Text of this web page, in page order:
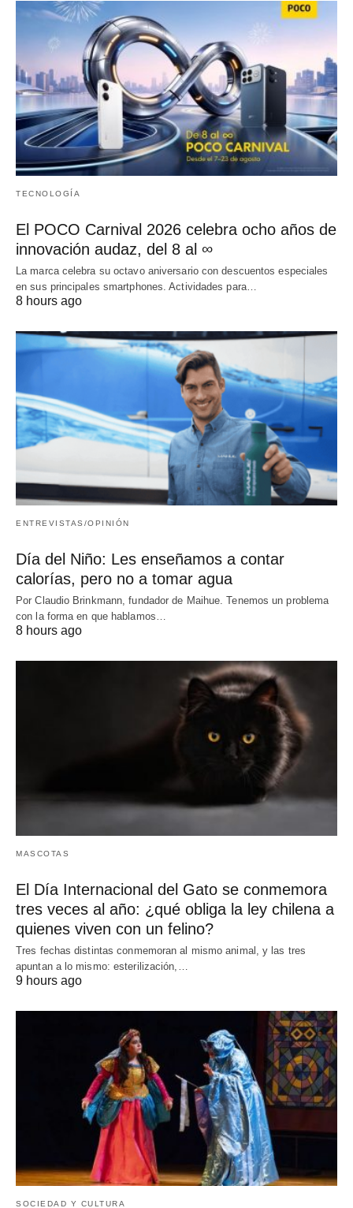
TECNOLOGÍA
El POCO Carnival 2026 celebra ocho años de
innovación audaz, del 8 al ∞
La marca celebra su octavo aniversario con descuentos especiales
en sus principales smartphones. Actividades para…
8 hours ago
ENTREVISTAS/OPINIÓN
Día del Niño: Les enseñamos a contar
calorías, pero no a tomar agua
Por Claudio Brinkmann, fundador de Maihue. Tenemos un problema
con la forma en que hablamos…
8 hours ago
MASCOTAS
El Día Internacional del Gato se conmemora
tres veces al año: ¿qué obliga la ley chilena a
quienes viven con un felino?
Tres fechas distintas conmemoran al mismo animal, y las tres
apuntan a lo mismo: esterilización,…
9 hours ago
SOCIEDAD Y CULTURA